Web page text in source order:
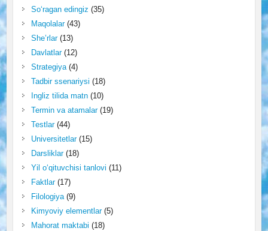
So‘ragan edingiz (35)
Maqolalar(43)
She’rlar(13)
Davlatlar(12)
Strategiya(4)
Tadbir ssenariysi (18)
Ingliz tilida matn(10)
Termin va atamalar(19)
Testlar(44)
Universitetlar(15)
Darsliklar(18)
Yil o‘qituvchisi tanlovi (11)
Faktlar(17)
Filologiya(9)
Kimyoviy elementlar(5)
Mahorat maktabi (18)